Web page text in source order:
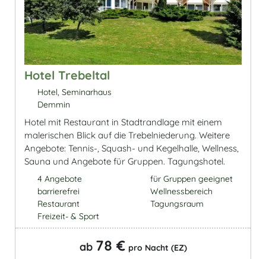
Hotel Trebeltal
Hotel, Seminarhaus
Demmin
Hotel mit Restaurant in Stadtrandlage mit einem
malerischen Blick auf die Trebelniederung. Weitere
Angebote: Tennis-, Squash- und Kegelhalle, Wellness,
Sauna und Angebote für Gruppen. Tagungshotel.
4 Angebote
barrierefrei
Restaurant
Freizeit- & Sport
für Gruppen geeignet
Wellnessbereich
Tagungsraum
ab 78 € pro Nacht (EZ)